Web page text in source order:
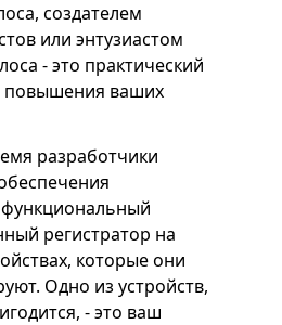
создателем
или энтузиастом
- это практический
повышения ваших
разработчики
регистратор на
которые они
Одно из устройств,
- это ваш